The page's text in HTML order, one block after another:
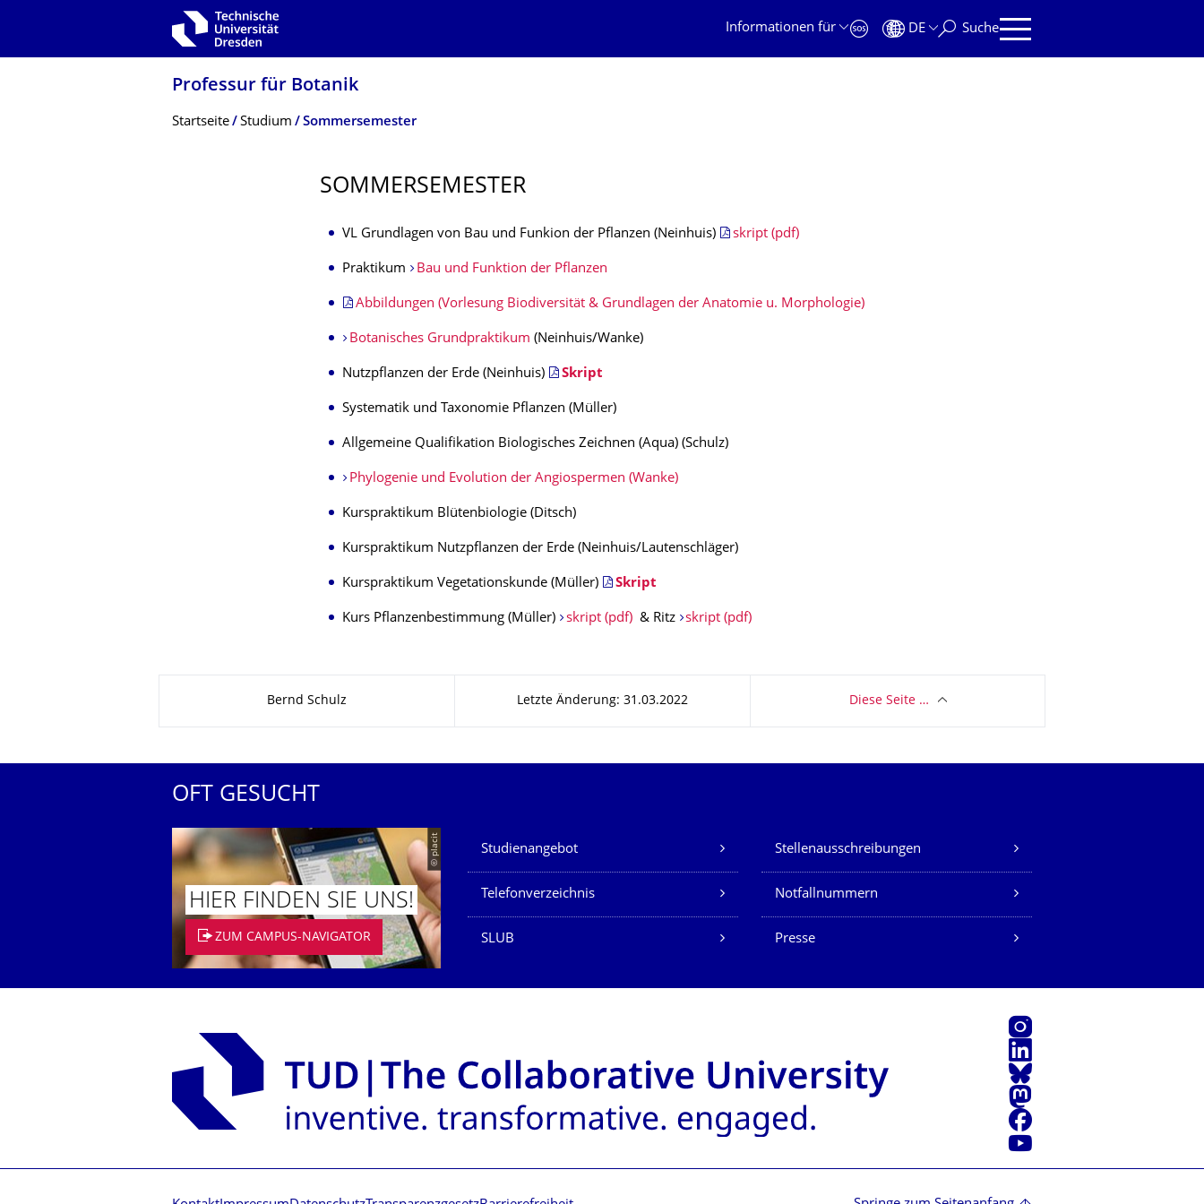
Zur Hauptnavigation springen
Informationen für
DE Suche
Professur für Botanik
Breadcrumb-Menü
Startseite Studium Sommersemester
SOMMERSEMESTER
VL Grundlagen von Bau und Funkion der Pflanzen (Neinhuis) skript (pdf)
Praktikum Bau und Funktion der Pflanzen
Abbildungen (Vorlesung Biodiversität & Grundlagen der Anatomie u. Morphologie)
Botanisches Grundpraktikum (Neinhuis/Wanke)
Nutzpflanzen der Erde (Neinhuis) Skript
Systematik und Taxonomie Pflanzen (Müller)
Allgemeine Qualifikation Biologisches Zeichnen (Aqua) (Schulz)
Phylogenie und Evolution der Angiospermen (Wanke)
Kurspraktikum Blütenbiologie (Ditsch)
Kurspraktikum Nutzpflanzen der Erde (Neinhuis/Lautenschläger)
Kurspraktikum Vegetationskunde (Müller) Skript
Kurs Pflanzenbestimmung (Müller) skript (pdf)& Ritz skript (pdf)
Bernd Schulz Letzte Änderung: 31.03.2022 Diese Seite …
OFT GESUCHT
© placit
HIER FINDEN SIE UNS!
ZUM CAMPUS-NAVIGATOR
Unsere Dienste
Studienangebot Stellenausschreibungen
Telefonverzeichnis Notfallnummern
SLUB Presse
Instagram
LinkedIn
Bluesky
Mastodon
Facebook
Youtube